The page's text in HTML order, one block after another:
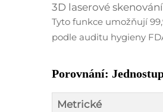
3D laserové
Tyto funkce umožňují
podle auditu hygieny
Porovnání:
Metrické